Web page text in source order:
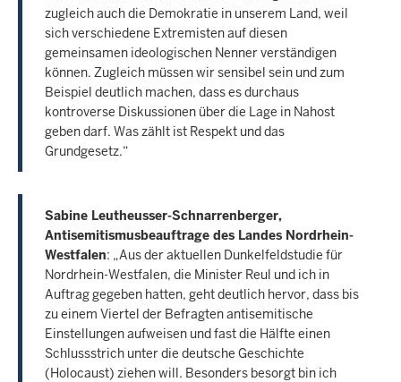
zugleich auch die Demokratie in unserem Land, weil
sich verschiedene Extremisten auf diesen
gemeinsamen ideologischen Nenner verständigen
können. Zugleich müssen wir sensibel sein und zum
Beispiel deutlich machen, dass es durchaus
kontroverse Diskussionen über die Lage in Nahost
geben darf. Was zählt ist Respekt und das
Grundgesetz.“
Sabine Leutheusser-Schnarrenberger,
Antisemitismusbeauftrage des Landes Nordrhein-
Westfalen: „Aus der aktuellen Dunkelfeldstudie für
Nordrhein-Westfalen, die Minister Reul und ich in
Auftrag gegeben hatten, geht deutlich hervor, dass bis
zu einem Viertel der Befragten antisemitische
Einstellungen aufweisen und fast die Hälfte einen
Schlussstrich unter die deutsche Geschichte
(Holocaust) ziehen will. Besonders besorgt bin ich